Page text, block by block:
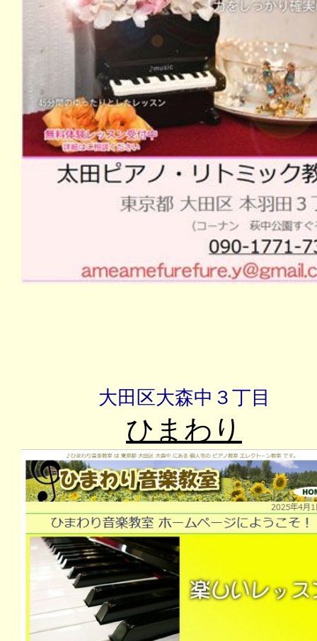
大田区大森中３丁目
ひまわり